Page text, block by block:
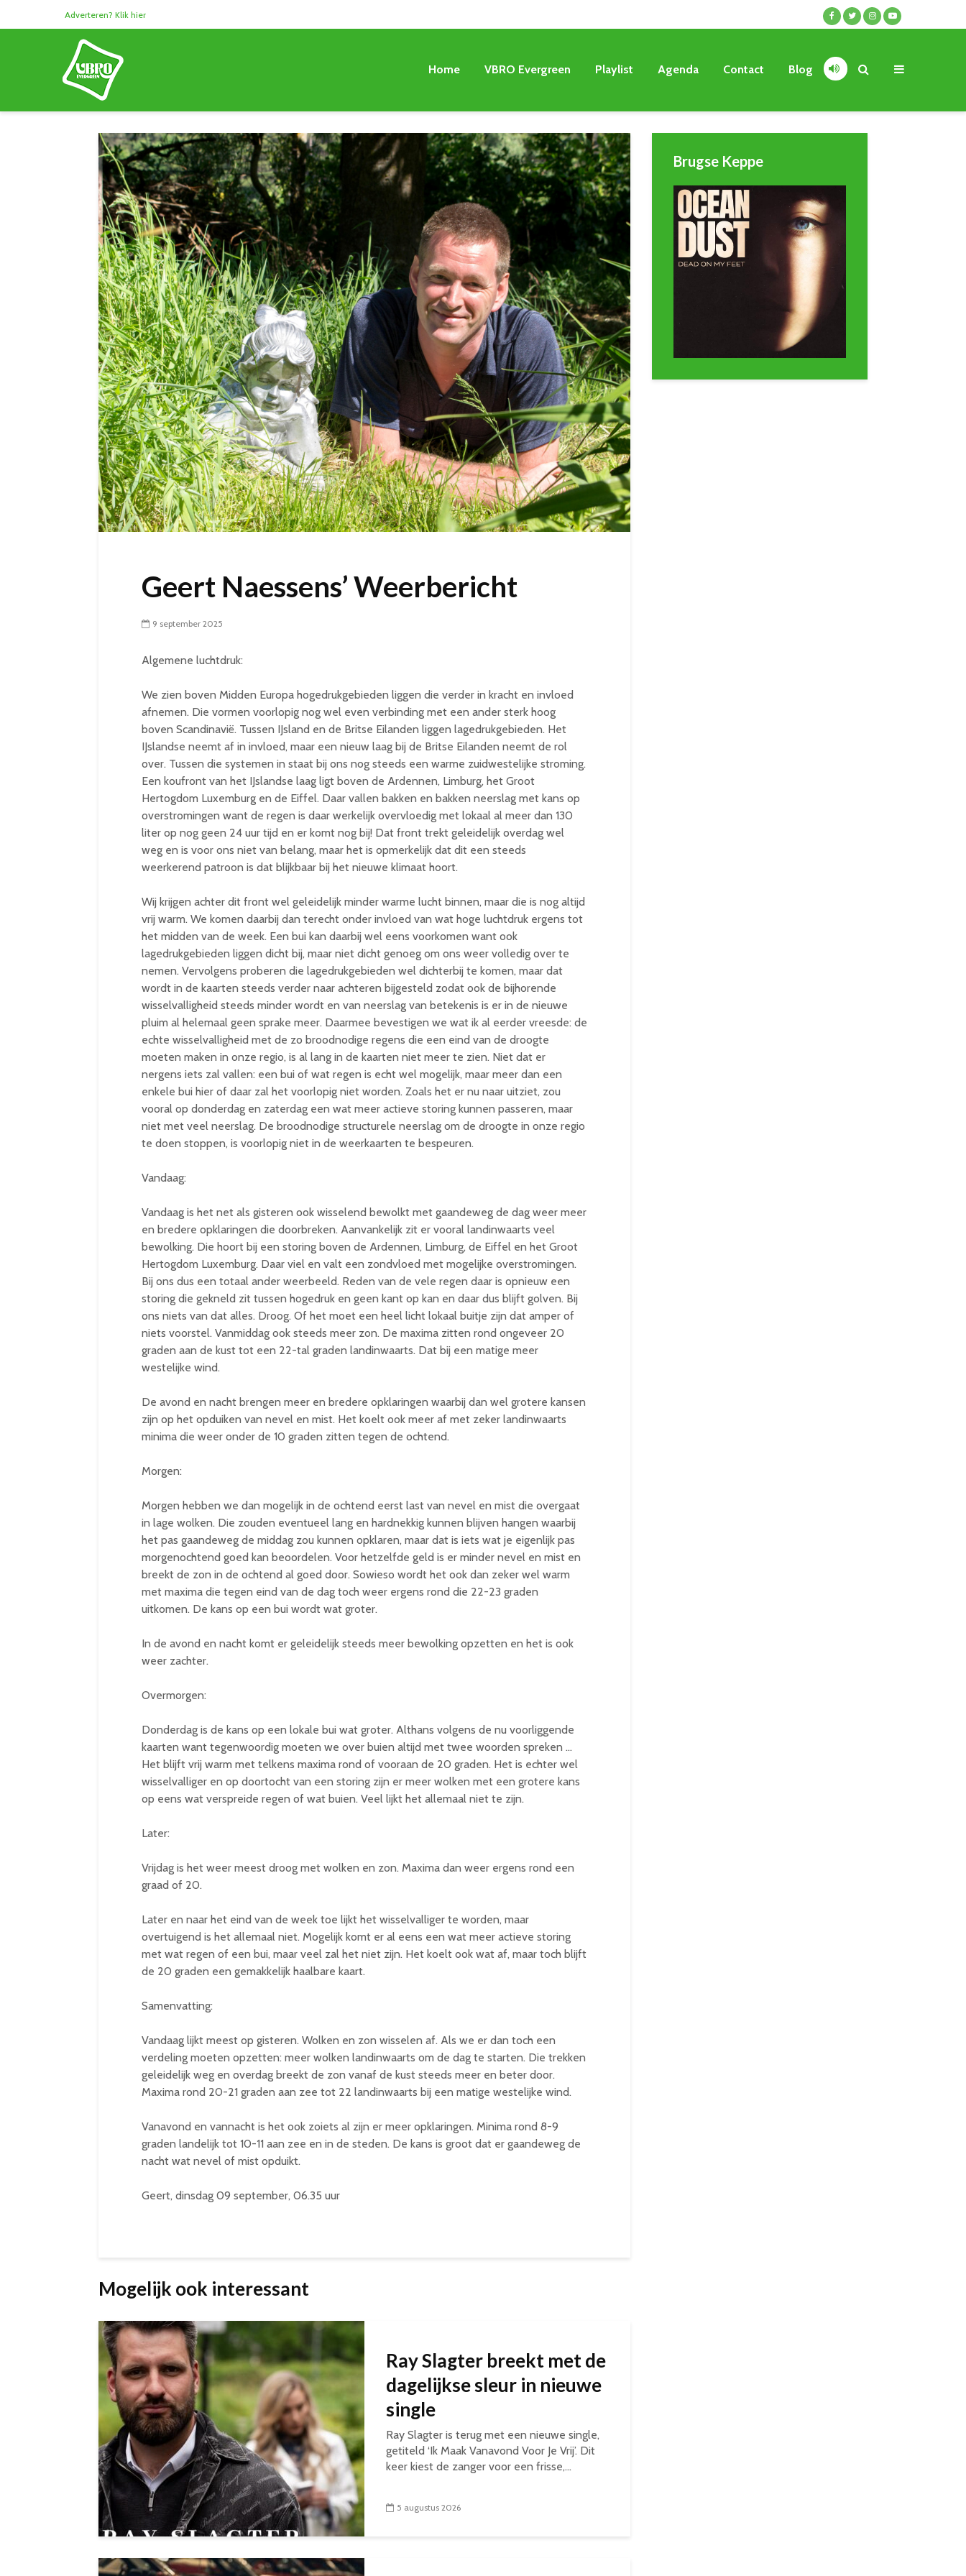
Adverteren? Klik hier
Home VBRO Evergreen Playlist Agenda Contact Blog
Geert Naessens’ Weerbericht
9 september 2025
Algemene luchtdruk:
We zien boven Midden Europa hogedrukgebieden liggen die verder in kracht en invloed
afnemen. Die vormen voorlopig nog wel even verbinding met een ander sterk hoog
boven Scandinavië. Tussen IJsland en de Britse Eilanden liggen lagedrukgebieden. Het
IJslandse neemt af in invloed, maar een nieuw laag bij de Britse Eilanden neemt de rol
over. Tussen die systemen in staat bij ons nog steeds een warme zuidwestelijke stroming.
Een koufront van het IJslandse laag ligt boven de Ardennen, Limburg, het Groot
Hertogdom Luxemburg en de Eiffel. Daar vallen bakken en bakken neerslag met kans op
overstromingen want de regen is daar werkelijk overvloedig met lokaal al meer dan 130
liter op nog geen 24 uur tijd en er komt nog bij! Dat front trekt geleidelijk overdag wel
weg en is voor ons niet van belang, maar het is opmerkelijk dat dit een steeds
weerkerend patroon is dat blijkbaar bij het nieuwe klimaat hoort.
Wij krijgen achter dit front wel geleidelijk minder warme lucht binnen, maar die is nog altijd
vrij warm. We komen daarbij dan terecht onder invloed van wat hoge luchtdruk ergens tot
het midden van de week. Een bui kan daarbij wel eens voorkomen want ook
lagedrukgebieden liggen dicht bij, maar niet dicht genoeg om ons weer volledig over te
nemen. Vervolgens proberen die lagedrukgebieden wel dichterbij te komen, maar dat
wordt in de kaarten steeds verder naar achteren bijgesteld zodat ook de bijhorende
wisselvalligheid steeds minder wordt en van neerslag van betekenis is er in de nieuwe
pluim al helemaal geen sprake meer. Daarmee bevestigen we wat ik al eerder vreesde: de
echte wisselvalligheid met de zo broodnodige regens die een eind van de droogte
moeten maken in onze regio, is al lang in de kaarten niet meer te zien. Niet dat er
nergens iets zal vallen: een bui of wat regen is echt wel mogelijk, maar meer dan een
enkele bui hier of daar zal het voorlopig niet worden. Zoals het er nu naar uitziet, zou
vooral op donderdag en zaterdag een wat meer actieve storing kunnen passeren, maar
niet met veel neerslag. De broodnodige structurele neerslag om de droogte in onze regio
te doen stoppen, is voorlopig niet in de weerkaarten te bespeuren.
Vandaag:
Vandaag is het net als gisteren ook wisselend bewolkt met gaandeweg de dag weer meer
en bredere opklaringen die doorbreken. Aanvankelijk zit er vooral landinwaarts veel
bewolking. Die hoort bij een storing boven de Ardennen, Limburg, de Eiffel en het Groot
Hertogdom Luxemburg. Daar viel en valt een zondvloed met mogelijke overstromingen.
Bij ons dus een totaal ander weerbeeld. Reden van de vele regen daar is opnieuw een
storing die gekneld zit tussen hogedruk en geen kant op kan en daar dus blijft golven. Bij
ons niets van dat alles. Droog. Of het moet een heel licht lokaal buitje zijn dat amper of
niets voorstel. Vanmiddag ook steeds meer zon. De maxima zitten rond ongeveer 20
graden aan de kust tot een 22-tal graden landinwaarts. Dat bij een matige meer
westelijke wind.
De avond en nacht brengen meer en bredere opklaringen waarbij dan wel grotere kansen
zijn op het opduiken van nevel en mist. Het koelt ook meer af met zeker landinwaarts
minima die weer onder de 10 graden zitten tegen de ochtend.
Morgen:
Morgen hebben we dan mogelijk in de ochtend eerst last van nevel en mist die overgaat
in lage wolken. Die zouden eventueel lang en hardnekkig kunnen blijven hangen waarbij
het pas gaandeweg de middag zou kunnen opklaren, maar dat is iets wat je eigenlijk pas
morgenochtend goed kan beoordelen. Voor hetzelfde geld is er minder nevel en mist en
breekt de zon in de ochtend al goed door. Sowieso wordt het ook dan zeker wel warm
met maxima die tegen eind van de dag toch weer ergens rond die 22-23 graden
uitkomen. De kans op een bui wordt wat groter.
In de avond en nacht komt er geleidelijk steeds meer bewolking opzetten en het is ook
weer zachter.
Overmorgen:
Donderdag is de kans op een lokale bui wat groter. Althans volgens de nu voorliggende
kaarten want tegenwoordig moeten we over buien altijd met twee woorden spreken …
Het blijft vrij warm met telkens maxima rond of vooraan de 20 graden. Het is echter wel
wisselvalliger en op doortocht van een storing zijn er meer wolken met een grotere kans
op eens wat verspreide regen of wat buien. Veel lijkt het allemaal niet te zijn.
Later:
Vrijdag is het weer meest droog met wolken en zon. Maxima dan weer ergens rond een
graad of 20.
Later en naar het eind van de week toe lijkt het wisselvalliger te worden, maar
overtuigend is het allemaal niet. Mogelijk komt er al eens een wat meer actieve storing
met wat regen of een bui, maar veel zal het niet zijn. Het koelt ook wat af, maar toch blijft
de 20 graden een gemakkelijk haalbare kaart.
Samenvatting:
Vandaag lijkt meest op gisteren. Wolken en zon wisselen af. Als we er dan toch een
verdeling moeten opzetten: meer wolken landinwaarts om de dag te starten. Die trekken
geleidelijk weg en overdag breekt de zon vanaf de kust steeds meer en beter door.
Maxima rond 20-21 graden aan zee tot 22 landinwaarts bij een matige westelijke wind.
Vanavond en vannacht is het ook zoiets al zijn er meer opklaringen. Minima rond 8-9
graden landelijk tot 10-11 aan zee en in de steden. De kans is groot dat er gaandeweg de
nacht wat nevel of mist opduikt.
Geert, dinsdag 09 september, 06.35 uur
Mogelijk ook interessant
Ray Slagter breekt met de
dagelijkse sleur in nieuwe
single
Ray Slagter is terug met een nieuwe single,
getiteld ‘Ik Maak Vanavond Voor Je Vrij’. Dit
keer kiest de zanger voor een frisse,...
5 augustus 2026
Brugse Keppe